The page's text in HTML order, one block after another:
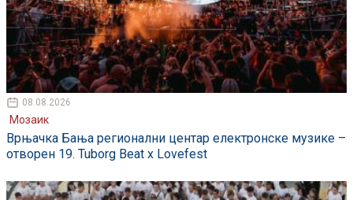
08.08.2026
Мозаик
Врњачка Бања регионални центар електронске музике –
отворен 19. Tuborg Beat x Lovefest